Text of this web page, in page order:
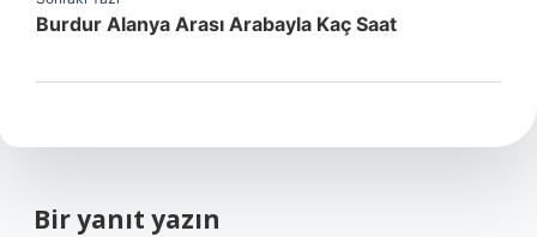
Burdur Alanya Arası Arabayla Kaç Saat
Bir yanıt yazın